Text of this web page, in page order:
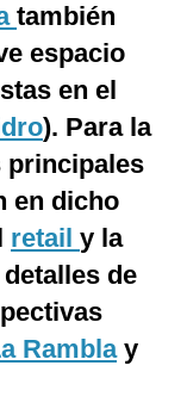
también
espacio
en el
). Para la
principales
en dicho
retail y la
de
Ramblay